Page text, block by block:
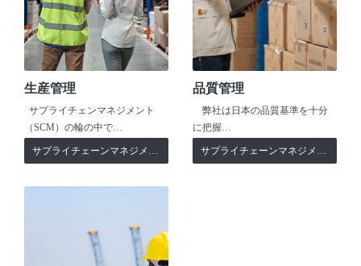
生産管理
サプライチェンマネジメント
（SCM）の輪の中で…
サプライチェーンマネジメント
品質管理
弊社は日本の品質基準を十分
に把握…
サプライチェーンマネジメント